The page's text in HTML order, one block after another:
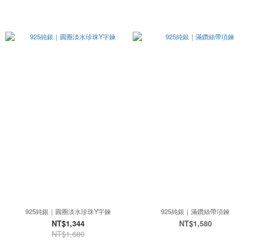
925純銀｜圓圈淡水珍珠Y字鍊
NT$1,344
NT$1,680
925純銀｜滿鑽絲帶項鍊
NT$1,580